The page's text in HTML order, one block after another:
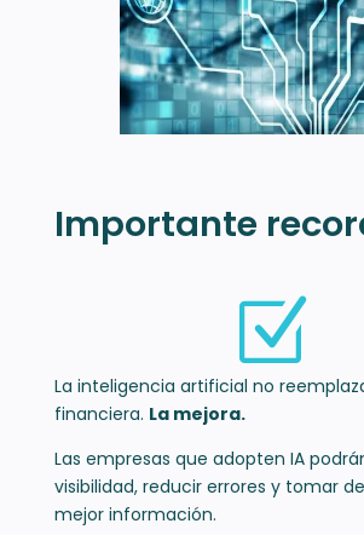
Importante
Z
La inteligencia artificial no
financiera. La mejora.
Las empresas que adopten IA
visibilidad, reducir errores y tomar
mejor información.